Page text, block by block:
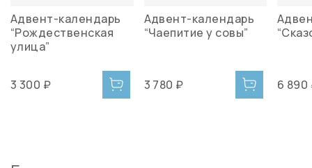
Адвент-календарь
“Рождественская
улица”
3 300 ₽
Адвент-календарь
“Чаепитие у совы”
3 780 ₽ 6 890